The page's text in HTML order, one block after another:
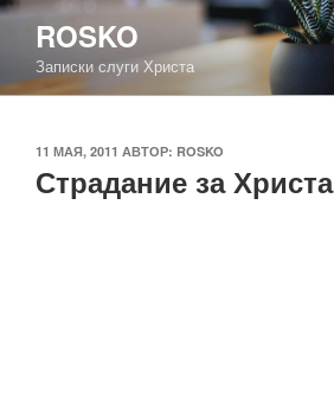
Перейти
содержимому
ROSKO
Записки слуги Христа
ОПУБЛИКОВАНО
11 МАЯ, 2011 АВТОР: ROSKO
Страдание за Христа